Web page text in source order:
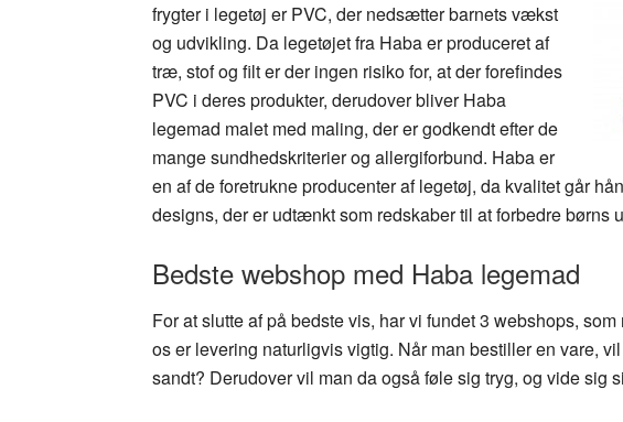
frygter i legetøj er PVC, der nedsætter barnets vækst
og udvikling. Da legetøjet fra Haba er produceret af
træ, stof og filt er der ingen risiko for, at der forefindes
PVC i deres produkter, derudover bliver Haba
legemad malet med maling, der er godkendt efter de
mange sundhedskriterier og allergiforbund. Haba er
en af de foretrukne producenter af legetøj, da kvalitet går
designs, der er udtænkt som redskaber til at forbedre børns
Bedste webshop med Haba legemad
For at slutte af på bedste vis, har vi fundet 3 webshops,
os er levering naturligvis vigtig. Når man bestiller en vare,
sandt? Derudover vil man da også føle sig tryg, og vide sig